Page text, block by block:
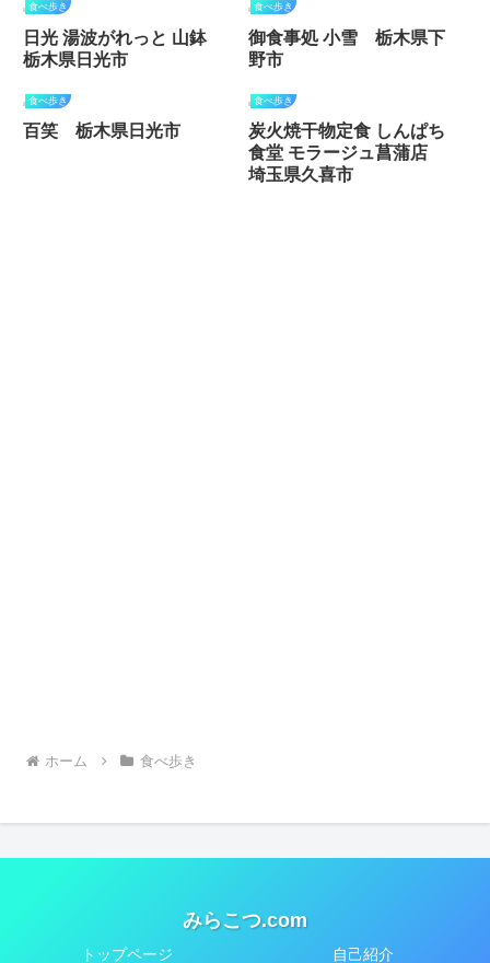
食べ歩き
日光 湯波がれっと 山鉢
栃木県日光市
食べ歩き
御食事処 小雪 栃木県下
野市
食べ歩き
百笑 栃木県日光市
食べ歩き
炭火焼干物定食 しんぱち
食堂 モラージュ菖蒲店
埼玉県久喜市
ホーム 食べ歩き
みらこつ.com
トップページ 自己紹介